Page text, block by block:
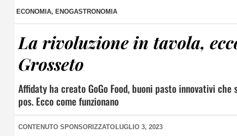
ECONOMIA, ENOGASTRONOMIA
La rivoluzione in tavola,
Grosseto
Affidaty ha creato GoGo Food, buoni pasto innovativi
pos. Ecco come funzionano
CONTENUTO SPONSORIZZATO LUGLIO 3, 2023